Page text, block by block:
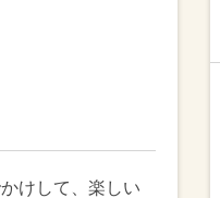
けして、楽しい